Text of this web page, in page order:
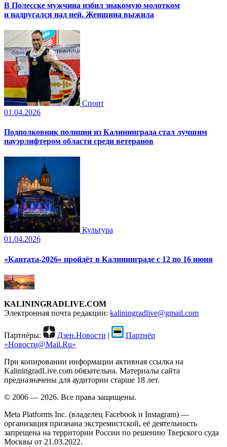
В Полесске мужчина избил знакомую молотком
и надругался над ней. Женщина выжила
Спорт
01.04.2026
Подполковник полиции из Калининграда стал лучшим
пауэрлифтером области среди ветеранов
Культура
01.04.2026
«Кантата-2026» пройдёт в Калининграде с 12 по 16 июня
KALININGRADLIVE.COM
Электронная почта редакции: kaliningradlive@gmail.com
Партнёры: Дзен.Новости |
Партнёр
«Новости@Mail.Ru»
При копировании информации активная ссылка на
KaliningradLive.com обязательна. Материалы сайта
предназначены для аудитории старше 18 лет.
© 2006 — 2026. Все права защищены.
Meta Platforms Inc. (владелец Facebook и Instagram) —
организация признана экстремистской, её деятельность
запрещена на территории России по решению Тверского суда
Москвы от 21.03.2022.